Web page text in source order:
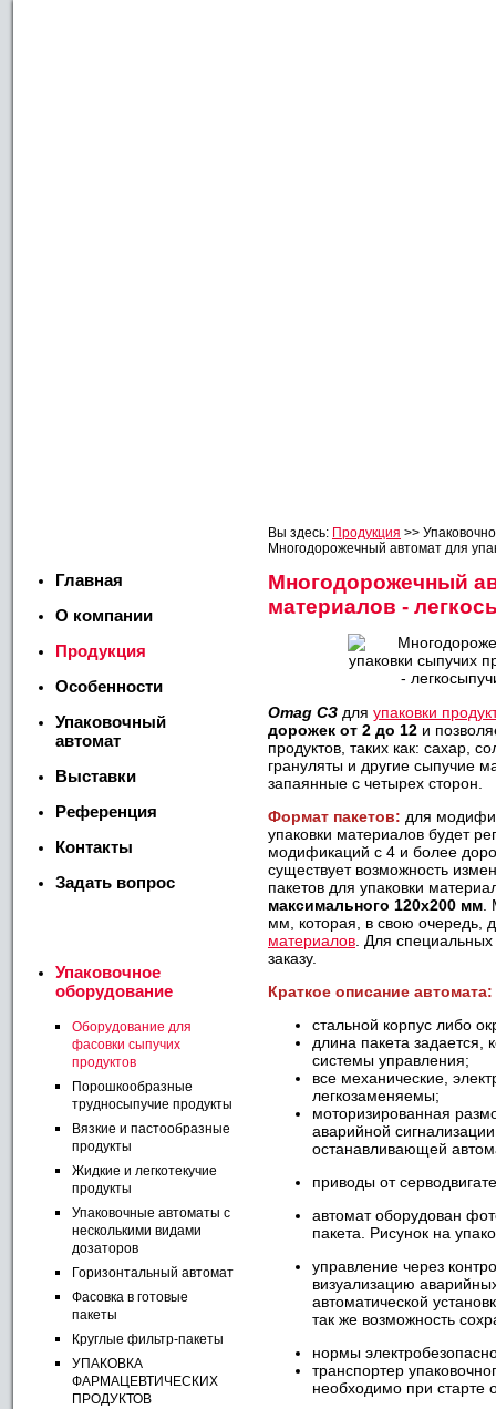
Вы здесь: Продукция >>
Многодорожечный автомат для
Многодорожечный
материалов -
Оmag СЗ для упаковки
дорожек от 2 до 12 и
продуктов, таких как: сахар,
грануляты и другие сыпучие
запаянные с четырех сторон.
Формат пакетов: для
упаковки материалов будет
модификаций с 4 и более
существует возможность
пакетов для упаковки
максимального 120x200 мм.
мм, которая, в свою очередь,
материалов. Для
заказу.
Краткое описание автомата:
стальной корпус либо
длина пакета задается,
системы управления;
все механические,
легкозаменяемы;
моторизированная
аварийной
останавливающей
приводы от
автомат оборудован
пакета. Рисунок на
управление через
визуализацию
автоматической
так же возможность
нормы
транспортер
необходимо при старте
Главная
О компании
Продукция
Особенности
Упаковочный
автомат
Выставки
Референция
Контакты
Задать вопрос
Упаковочное
оборудование
Оборудование для
фасовки сыпучих
продуктов
Порошкообразные
трудносыпучие продукты
Вязкие и пастообразные
продукты
Жидкие и легкотекучие
продукты
Упаковочные автоматы с
несколькими видами
дозаторов
Горизонтальный автомат
Фасовка в готовые
пакеты
Круглые фильтр-пакеты
УПАКОВКА
ФАРМАЦЕВТИЧЕСКИХ
ПРОДУКТОВ